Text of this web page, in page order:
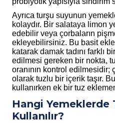
Ayrıca turşu suyunun
kolaydır. Bir salataya limon
edebilir veya çorbaların
ekleyebilirsiniz. Bu basit
katarak damak tadını farklı
edilmesi gereken bir nokta,
oranının kontrol edilmesidir;
olarak tuzlu bir içerik taşır.
kullanırken ek bir tuz
Hangi Yemeklerde
Kullanılır?